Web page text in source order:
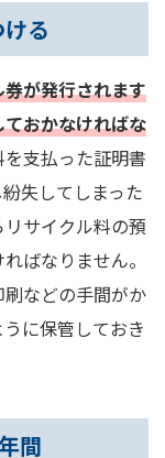
る
が発行されます
おかなければな
支払った証明書
失してしまった
サイクル料の預
ばなりません。
などの手間がか
に保管しておき
間